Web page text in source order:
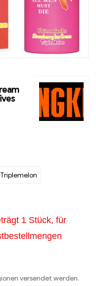
1 Stück, für
versendet werden.